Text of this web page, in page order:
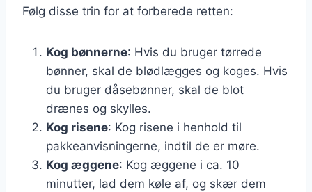
Følg disse trin for at forberede retten:
Kog bønnerne: Hvis du bruger tørrede
bønner, skal de blødlægges og koges. Hvis
du bruger dåsebønner, skal de blot
drænes og skylles.
Kog risene: Kog risene i henhold til
pakkeanvisningerne, indtil de er møre.
Kog æggene: Kog æggene i ca. 10
minutter, lad dem køle af, og skær dem